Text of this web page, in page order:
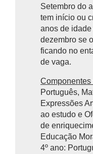
Setembro do
tem início ou
anos de
dezembro se
ficando no
de vaga.
Português,
Expressões
ao estudo e
de
Educação
4º ano: